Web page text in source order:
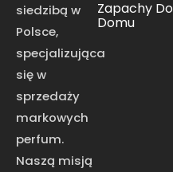
siedzibą w
Polsce,
specjalizująca
się w
sprzedaży
markowych
perfum.
Naszą misją
Zapachy Do
Domu